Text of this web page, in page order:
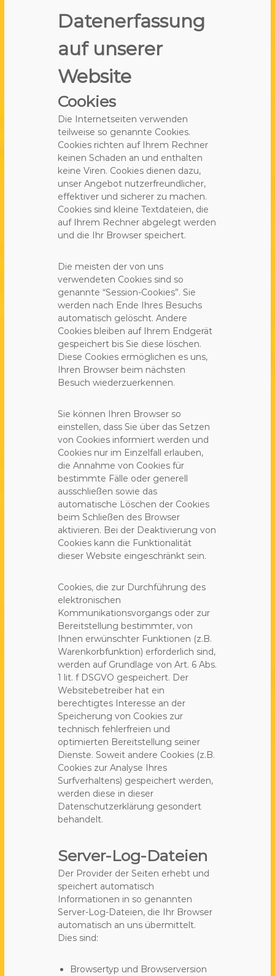
Datenerfassung
auf unserer
Website
Cookies
Die Internetseiten verwenden
teilweise so genannte Cookies.
Cookies richten auf Ihrem Rechner
keinen Schaden an und enthalten
keine Viren. Cookies dienen dazu,
unser Angebot nutzerfreundlicher,
effektiver und sicherer zu machen.
Cookies sind kleine Textdateien, die
auf Ihrem Rechner abgelegt werden
und die Ihr Browser speichert.
Die meisten der von uns
verwendeten Cookies sind so
genannte “Session-Cookies”. Sie
werden nach Ende Ihres Besuchs
automatisch gelöscht. Andere
Cookies bleiben auf Ihrem Endgerät
gespeichert bis Sie diese löschen.
Diese Cookies ermöglichen es uns,
Ihren Browser beim nächsten
Besuch wiederzuerkennen.
Sie können Ihren Browser so
einstellen, dass Sie über das Setzen
von Cookies informiert werden und
Cookies nur im Einzelfall erlauben,
die Annahme von Cookies für
bestimmte Fälle oder generell
ausschließen sowie das
automatische Löschen der Cookies
beim Schließen des Browser
aktivieren. Bei der Deaktivierung von
Cookies kann die Funktionalität
dieser Website eingeschränkt sein.
Cookies, die zur Durchführung des
elektronischen
Kommunikationsvorgangs oder zur
Bereitstellung bestimmter, von
Ihnen erwünschter Funktionen (z.B.
Warenkorbfunktion) erforderlich sind,
werden auf Grundlage von Art. 6 Abs.
1 lit. f DSGVO gespeichert. Der
Websitebetreiber hat ein
berechtigtes Interesse an der
Speicherung von Cookies zur
technisch fehlerfreien und
optimierten Bereitstellung seiner
Dienste. Soweit andere Cookies (z.B.
Cookies zur Analyse Ihres
Surfverhaltens) gespeichert werden,
werden diese in dieser
Datenschutzerklärung gesondert
behandelt.
Server-Log-Dateien
Der Provider der Seiten erhebt und
speichert automatisch
Informationen in so genannten
Server-Log-Dateien, die Ihr Browser
automatisch an uns übermittelt.
Dies sind:
Browsertyp und Browserversion